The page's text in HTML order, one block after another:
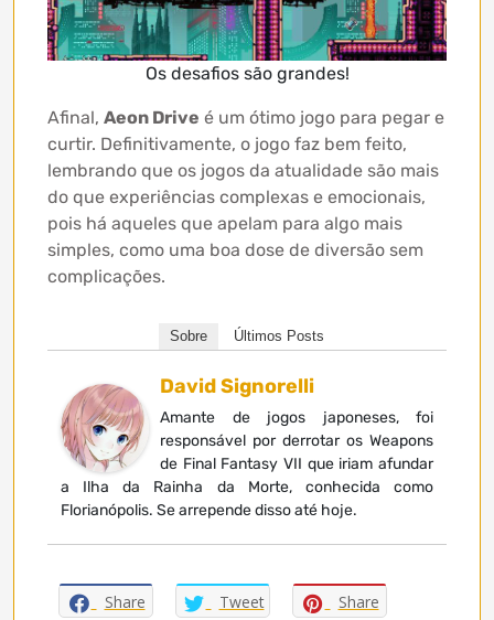
Os desafios são grandes!
Afinal, Aeon Drive é um ótimo jogo para pegar e
curtir. Definitivamente, o jogo faz bem feito,
lembrando que os jogos da atualidade são mais
do que experiências complexas e emocionais,
pois há aqueles que apelam para algo mais
simples, como uma boa dose de diversão sem
complicações.
Sobre Últimos Posts
David Signorelli
Amante de jogos japoneses, foi
responsável por derrotar os Weapons
de Final Fantasy VII que iriam afundar
a Ilha da Rainha da Morte, conhecida como
Florianópolis. Se arrepende disso até hoje.
Share Tweet Share